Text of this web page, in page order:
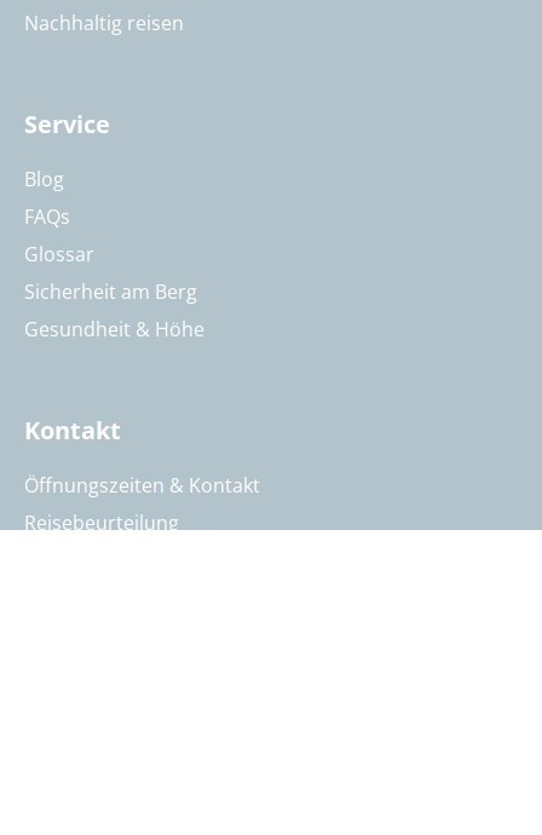
Nachhaltig reisen
Service
Blog
FAQs
Glossar
Sicherheit am Berg
Gesundheit & Höhe
Kontakt
Öffnungszeiten & Kontakt
Reisebeurteilung